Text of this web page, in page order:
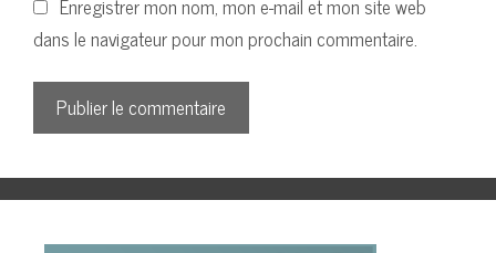
Enregistrer mon nom, mon e-mail et mon site web
dans le navigateur pour mon prochain commentaire.